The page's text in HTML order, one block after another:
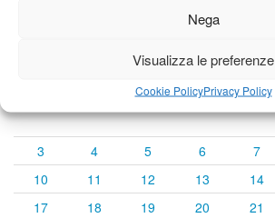
Nega
Visualizza le preferenze
Cookie PolicyPrivacy Policy
Calendario eventi
Agosto 2026
M G V
3
4 5 6 7
10
11 12 13 14
17
18 19 20 21